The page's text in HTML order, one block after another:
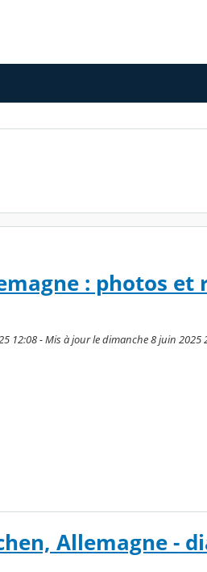
: photos et
12:08 - Mis à jour le dimanche 8 juin 2025
Allemagne -